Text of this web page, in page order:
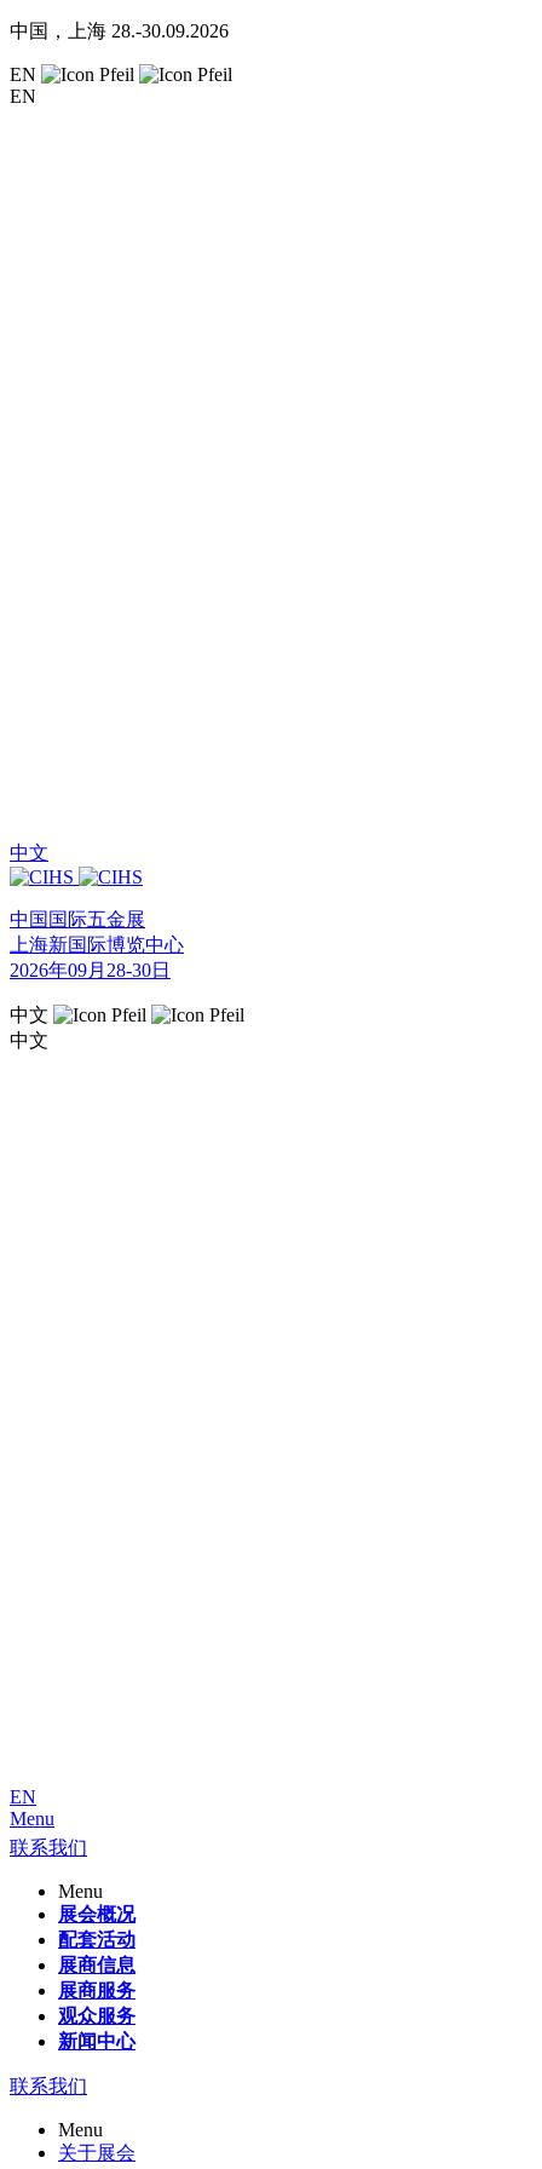
中国，上海 28.-30.09.2026
EN
EN
中文
中国国际五金展
上海新国际博览中心
2026年09月28-30日
中文
中文
EN
Menu
联系我们
Menu
展会概况
配套活动
展商信息
展商服务
观众服务
新闻中心
联系我们
Menu
关于展会